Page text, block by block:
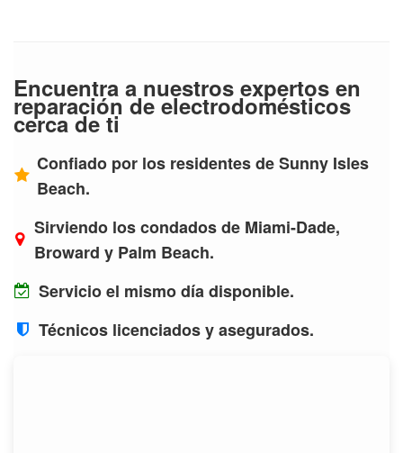
Encuentra a nuestros expertos en
reparación de electrodomésticos
cerca de ti
Confiado por los residentes de Sunny Isles
Beach.
Sirviendo los condados de Miami-Dade,
Broward y Palm Beach.
Servicio el mismo día disponible.
Técnicos licenciados y asegurados.